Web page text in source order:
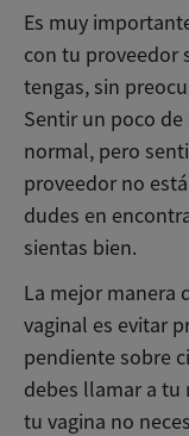
Es muy
con tu proveedor
tengas, sin
Sentir un poco
normal, pero
proveedor no
dudes en
sientas bien.
La mejor manera
vaginal es evitar
pendiente sobre
debes llamar a tu
tu vagina no